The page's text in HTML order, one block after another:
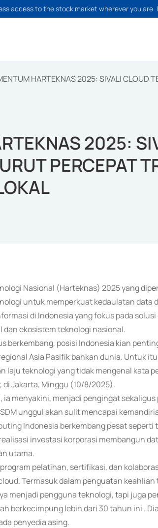
access to the stock market wherever you are.
HARTEKNAS 2025: SIVALI CLOUD
2025:
PERCEPAT
Nasional (Harteknas) 2025 yang
untuk memperkuat kedaulatan data
di Indonesia yang fokus pada
ekosistem teknologi nasional.
berkembang, posisi Indonesia kian
Asia Pasifik bahkan dunia. Untuk
laju teknologi yang tidak mengenal kata
Jakarta, Minggu (10/8/2025).
menyakini, menjadi pengingat
unggul akan sulit mencapai
Indonesia berkembang pesat
investasi korporasi membangun
utama.
pelatihan, sertifikasi, dan
Termasuk dalam penguatan
menjadi pengguna teknologi, tapi juga
berkecimpung lebih dari 30 tahun ini .
penyedia asing.